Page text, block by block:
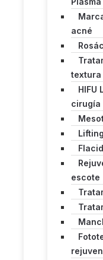
acné
textura
HIFU
cirugía
escote